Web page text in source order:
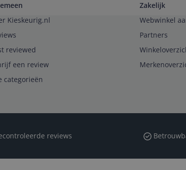
Kieskeurig.nl
reviewed
een review
categorieën
Zakelijk
Webwinkel
Partners
reviews